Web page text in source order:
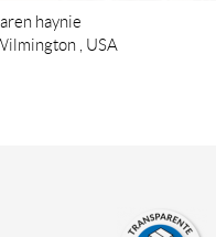
haynie
, USA